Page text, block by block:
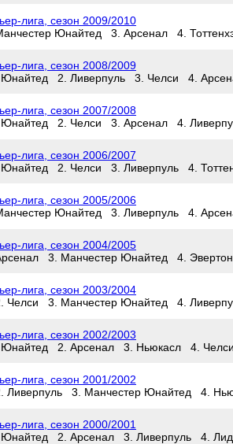
лига, сезон 2009/2010
Юнайтед 3. Арсенал 4.
лига, сезон 2008/2009
Юнайтед 2. Ливерпуль 3. Челси 4.
лига, сезон 2007/2008
Юнайтед 2. Челси 3. Арсенал 4.
лига, сезон 2006/2007
Юнайтед 2. Челси 3. Ливерпуль 4.
лига, сезон 2005/2006
Юнайтед 3. Ливерпуль 4.
лига, сезон 2004/2005
3. Манчестер Юнайтед 4.
лига, сезон 2003/2004
Челси 3. Манчестер Юнайтед 4.
лига, сезон 2002/2003
Юнайтед 2. Арсенал 3. Ньюкасл 4.
лига, сезон 2001/2002
Ливерпуль 3. Манчестер Юнайтед 4.
лига, сезон 2000/2001
Юнайтед 2. Арсенал 3. Ливерпуль 4.